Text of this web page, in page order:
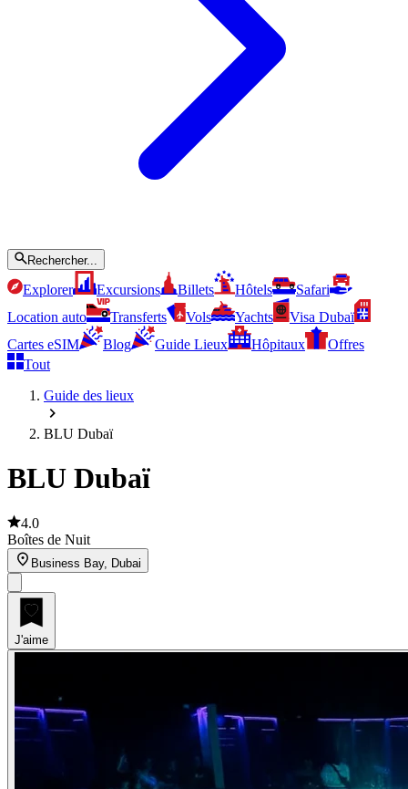
Rechercher...
Explorer Excursions Billets Hôtels
Safari
Location auto
Transferts Vols Yachts
Visa Dubaï
Cartes eSIM
Blog Guide Lieux Hôpitaux
Offres
Tout
Guide des lieux
BLU Dubaï
BLU Dubaï
4.0
Boîtes de Nuit
Business Bay, Dubai
J'aime